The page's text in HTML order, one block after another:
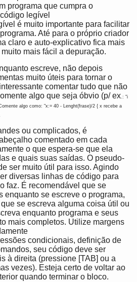
programa que cumpra o
legível
é muito importante para facilitar
Até para o próprio criador
claro e auto-explicativo fica mais
mais fácil a depuração.
escreve, não depois
muito úteis para tornar o
comentar tudo que não
algo que seja óbvio (p/ ex.: "i
algo como: "x:= 40 - Lenght(frase)/2 { x recebe a
ou complicados, é
comentado em cada
o que espera-se que ela
e quais suas saídas. O pseudo-
ser muito útil para isso. Agindo
diversas linhas de código para
faz. É recomendável que se
enquanto se escreve o programa,
se escreva alguma coisa útil ou
enquanto programa e seus
mais completos. Utilize margens
condicionais, definição de
seu código deve ser
à direita (pressione [TAB] ou a
vezes). Esteja certo de voltar ao
quando terminar o bloco.